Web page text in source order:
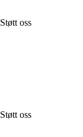
Støtt oss
Støtt oss